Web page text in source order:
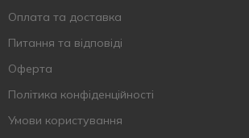
Оплата та доставка
Питання та відповіді
Оферта
Політика конфіденційності
Умови користування